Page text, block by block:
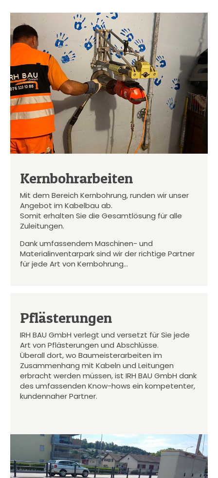
Kernbohrarbeiten
Mit dem Bereich Kernbohrung, runden wir unser
Angebot im Kabelbau ab.
Somit erhalten Sie die Gesamtlösung für alle
Zuleitungen.
Dank umfassendem Maschinen- und
Materialinventarpark sind wir der richtige Partner
für jede Art von Kernbohrung…
Pflästerungen
IRH BAU GmbH verlegt und versetzt für Sie jede
Art von Pflästerungen und Abschlüsse.
Überall dort, wo Baumeisterarbeiten im
Zusammenhang mit Kabeln und Leitungen
erbracht werden müssen, ist IRH BAU GmbH dank
des umfassenden Know-hows ein kompetenter,
kundennaher Partner.